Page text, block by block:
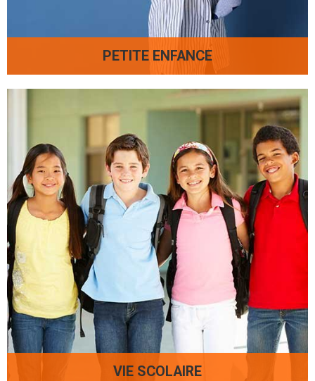
PETITE ENFANCE
VIE SCOLAIRE